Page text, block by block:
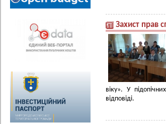
Захист прав
віку». У
відповіді.